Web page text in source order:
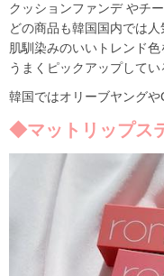
クッションファンデ やチ
どの商品も韓国国内では
肌馴染みのいいトレンド色
うまくピックアップしてい
韓国ではオリーブヤングや
◆マットリップス